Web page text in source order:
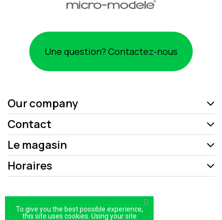
Une question? Contactez-nous
Our company
Contact
Le magasin
Horaires
Politique de confidentialité
To give you the best possible experience,
this site uses cookies. Using your site